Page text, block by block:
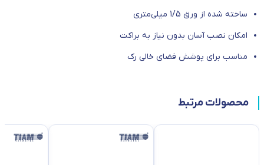
ساخته شده از ورق 1/5 میلی‌متری
امکان نصب آسان بدون نیاز به براکت
مناسب برای پوشش فضای خالی رک
محصولات مرتبط